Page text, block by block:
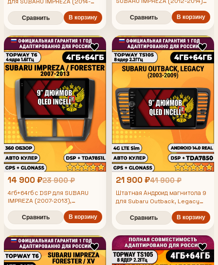
XV, рамка черная матовая,
4/64гб, DSP, беспроводной
CarPlay и Android Auto, GPS и
ГЛОНАСС
Сравнить В корзину
Android магнитола
Сравнить В корзину
14 900 ₽23 900 ₽
4гб+64гб с DSP для SUBARU
IMPREZA (2007-2013),
магнитола, без слота под симку,
усилитель звука TDA7851 и
Сравнить В корзину
21 900 ₽41 900 ₽
Штатная Андроид магнитола 9
для Subaru Outback, Legacy
2008 2009), TS105 8 ядер,
4/64гб, Qled Incell,
Глонасс
Сравнить В корзину